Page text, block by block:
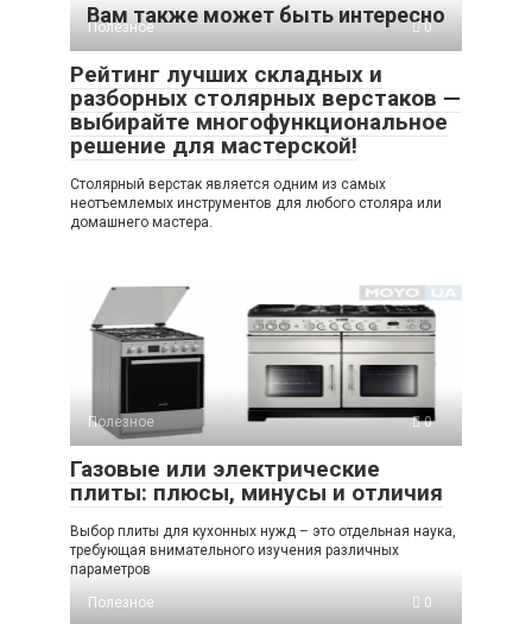
Вам также может быть интересно
Полезное 0
Рейтинг лучших складных и
разборных столярных верстаков —
выбирайте многофункциональное
решение для мастерской!
Столярный верстак является одним из самых
неотъемлемых инструментов для любого столяра или
домашнего мастера.
Полезное 0
Газовые или электрические
плиты: плюсы, минусы и отличия
Выбор плиты для кухонных нужд – это отдельная наука,
требующая внимательного изучения различных
параметров
Полезное
0